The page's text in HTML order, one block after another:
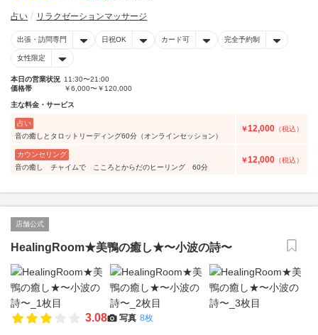
占い リラクゼーションマッサージ
出張・訪問専門 日祝OK カード可 完全予約制
女性限定
本日の営業状況 11:30〜21:00
価格帯
￥6,000〜￥120,000
主な料金・サービス
占い
音の癒しとタロットリーディング60分（オンラインセッション）
￥12,000 （税込）
カウンセリング
音の癒し チャイムで こころとからだのヒーリング 60分
￥12,000 （税込）
店舗公式
HealingRoom★美鴨の癒し★〜小波の詩〜
3.08 写真 8枚